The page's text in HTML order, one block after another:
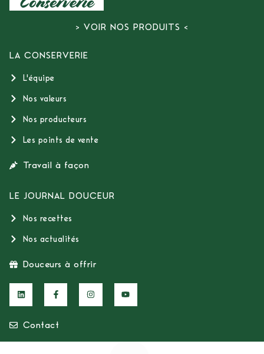
> VOIR NOS PRODUITS <
LA CONSERVERIE
L'équipe
Nos valeurs
Nos producteurs
Les points de vente
Travail à façon
LE JOURNAL DOUCEUR
Nos recettes
Nos actualités
Douceurs à offrir
Contact